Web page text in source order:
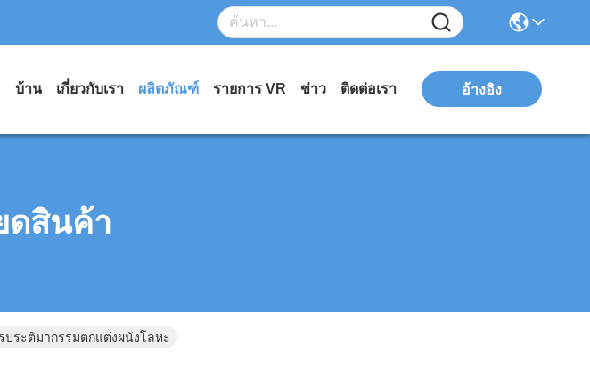
บ้าน เกี่ยวกับเรา ผลิตภัณฑ์ รายการ VR ข่าว ติดต่อเรา อ้างอิง
ดสินค้า
ระติมากรรมตกแต่งผนังโลหะ